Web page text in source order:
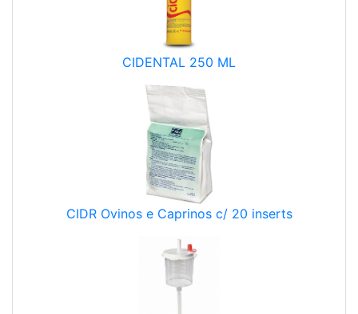
CIDENTAL 250 ML
CIDR Ovinos e Caprinos c/ 20 inserts